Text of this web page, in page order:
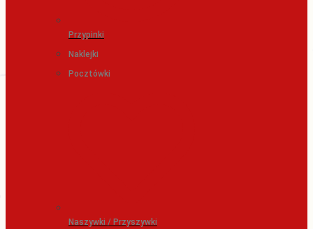
Przypinki
Naklejki
Pocztówki
Naszywki / Przyszywki